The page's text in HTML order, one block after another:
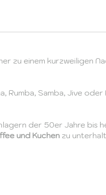
zu einem kurzweiligen
Rumba, Samba, Jive oder
der 50er Jahre bis
und Kuchen zu